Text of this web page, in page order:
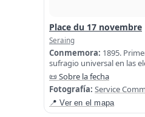
Place du 17 novembre
Seraing
Conmemora: 1895.
sufragio universal en las
📜 Sobre la fecha
Fotografía: Service
📍 Ver en el mapa